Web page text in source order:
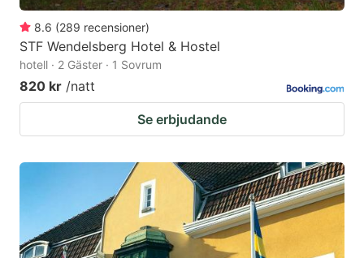
8.6 (289 recensioner)
STF Wendelsberg Hotel & Hostel
hotell · 2 Gäster · 1 Sovrum
820 kr /natt
Se erbjudande